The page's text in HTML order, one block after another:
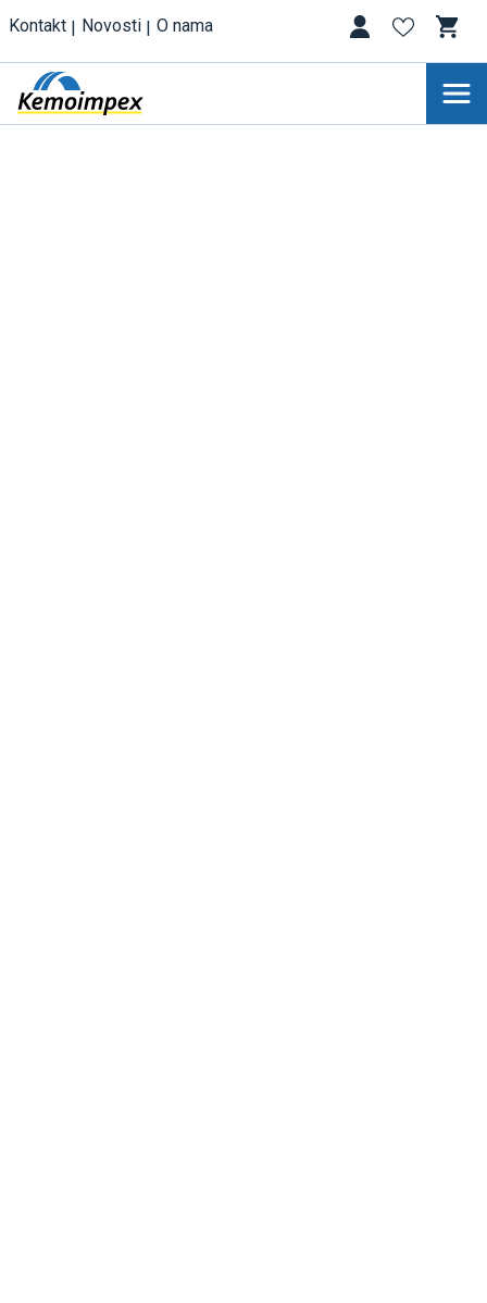
Kontakt Novosti O nama